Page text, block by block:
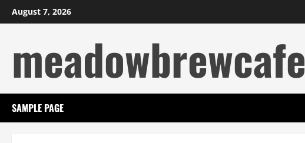
Skip
to
August 7, 2026
meadowbrewcafe
SAMPLE PAGE